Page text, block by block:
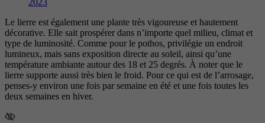
2023
Le lierre est également une plante très vigoureuse et hautement
décorative. Elle sait prospérer dans n’importe quel milieu, climat et
type de luminosité. Comme pour le pothos, privilégie un endroit
lumineux, mais sans exposition directe au soleil, ainsi qu’une
température ambiante autour des 18 et 25 degrés. À noter que le
lierre supporte aussi très bien le froid. Pour ce qui est de l’arrosage,
penses-y environ une fois par semaine en été et une fois toutes les
deux semaines en hiver.